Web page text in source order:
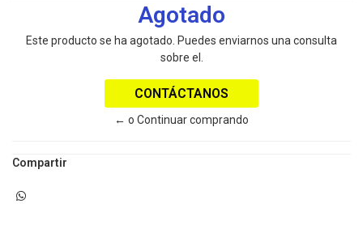
Agotado
Este producto se ha agotado. Puedes enviarnos una consulta
sobre el.
CONTÁCTANOS
← o Continuar comprando
Compartir